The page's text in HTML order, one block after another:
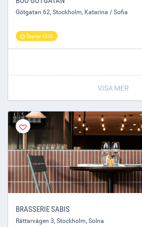
Götgatan 62, Stockholm, Katarina / Sofia
Öppnar 12:00
VISA MER
BRASSERIE SABIS
Rättarvägen 3, Stockholm, Solna